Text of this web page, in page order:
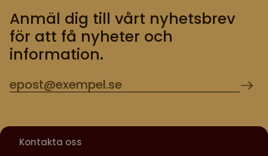
Anmäl dig till vårt nyhetsbrev
för att få nyheter och
information.
Kontakta oss